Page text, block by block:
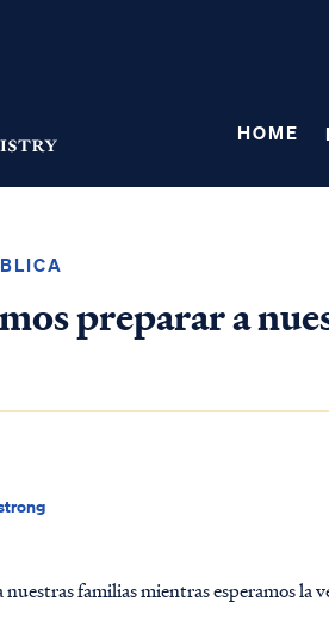
HOME
preparar a
familias mientras esperamos la